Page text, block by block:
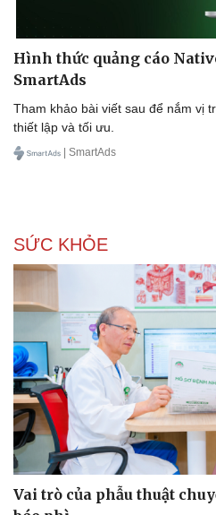
Văn hóa
Hình thức quảng cáo
SmartAds
Tham khảo bài viết sau để nắm vị
thiết lập và tối ưu.
| SmartAds
SỨC KHỎE
Vai trò của phẫu thuật